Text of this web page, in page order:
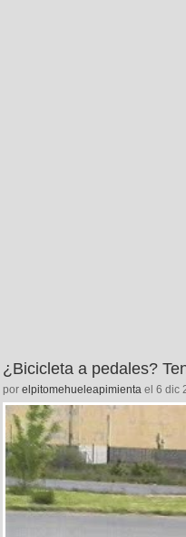
¿Bicicleta a pedales?
por elpitomehueleapimienta el 6 dic